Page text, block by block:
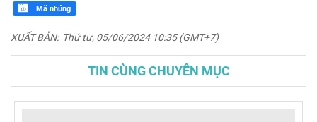
Mã nhúng
XUẤT BẢN: Thứ tư, 05/06/2024 10:35 (GMT+7)
TIN CÙNG CHUYÊN MỤC